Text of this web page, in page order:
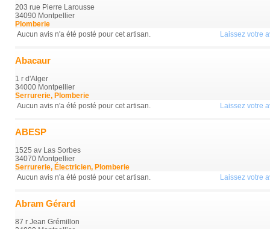
203 rue Pierre Larousse
34090 Montpellier
Plomberie
Aucun avis n'a été posté pour cet artisan.
Laissez votre
Abacaur
1 r d'Alger
34000 Montpellier
Serrurerie, Plomberie
Aucun avis n'a été posté pour cet artisan.
Laissez votre
ABESP
1525 av Las Sorbes
34070 Montpellier
Serrurerie, Électricien, Plomberie
Aucun avis n'a été posté pour cet artisan.
Laissez votre
Abram Gérard
87 r Jean Grémillon